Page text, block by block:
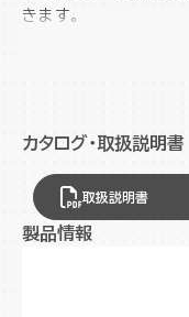
きます。
ベルトに返しが付い
また、背中に当たる部
採用し、熱を逃がし
本体はコンパクトに
も使えます。
カタログ・取扱説明書
取扱説明書
製品情報